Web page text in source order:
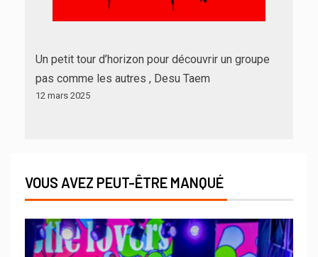
Un petit tour d’horizon pour découvrir un groupe
pas comme les autres , Desu Taem
12 mars 2025
VOUS AVEZ PEUT-ÊTRE MANQUÉ